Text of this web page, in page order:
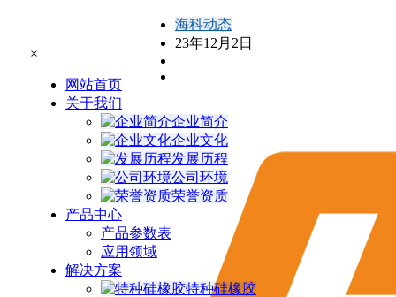
×
网站首页
关于我们
企业简介
企业文化
发展历程
公司环境
荣誉资质
产品中心
产品参数表
应用领域
解决方案
特种硅橡胶
海科动态
23年12月2日